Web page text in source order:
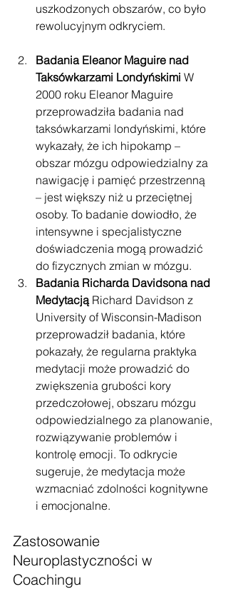
uszkodzonych obszarów, co było
rewolucyjnym odkryciem.
Badania Eleanor Maguire nad
Taksówkarzami Londyńskimi W
2000 roku Eleanor Maguire
przeprowadziła badania nad
taksówkarzami londyńskimi, które
wykazały, że ich hipokamp –
obszar mózgu odpowiedzialny za
nawigację i pamięć przestrzenną
– jest większy niż u przeciętnej
osoby. To badanie dowiodło, że
intensywne i specjalistyczne
doświadczenia mogą prowadzić
do fizycznych zmian w mózgu.
Badania Richarda Davidsona nad
Medytacją Richard Davidson z
University of Wisconsin-Madison
przeprowadził badania, które
pokazały, że regularna praktyka
medytacji może prowadzić do
zwiększenia grubości kory
przedczołowej, obszaru mózgu
odpowiedzialnego za planowanie,
rozwiązywanie problemów i
kontrolę emocji. To odkrycie
sugeruje, że medytacja może
wzmacniać zdolności kognitywne
i emocjonalne.
Zastosowanie
Neuroplastyczności w
Coachingu